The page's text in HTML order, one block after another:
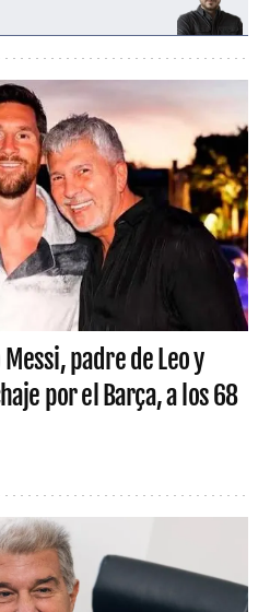
padre de Leo y
por el Barça, a los 68